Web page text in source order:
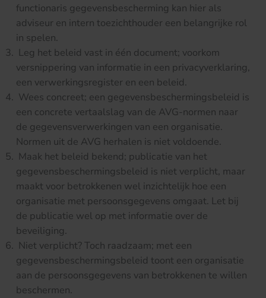
functionaris gegevensbescherming kan hier als
adviseur en intern toezichthouder een belangrijke rol
in spelen.
Leg het beleid vast in één document; voorkom
versnippering van informatie in een privacyverklaring,
een verwerkingsregister en een beleid.
Wees concreet; een gegevensbeschermingsbeleid is
een concrete vertaalslag van de AVG-normen naar
de gegevensverwerkingen van een organisatie.
Normen uit de AVG herhalen is niet voldoende.
Maak het beleid bekend; publicatie van het
gegevensbeschermingsbeleid is niet verplicht, maar
maakt voor betrokkenen wel inzichtelijk hoe een
organisatie met persoonsgegevens omgaat. Let bij
de publicatie wel op met informatie over de
beveiliging.
Niet verplicht? Toch raadzaam; met een
gegevensbeschermingsbeleid toont een organisatie
aan de persoonsgegevens van betrokkenen te willen
beschermen.